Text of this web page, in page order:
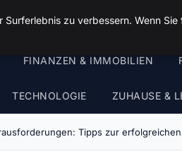
FINANZEN & IMMOBILIEN
TECHNOLOGIE ZUHAUSE &
Tipps zur
Surferlebnis zu verbessern. Wenn